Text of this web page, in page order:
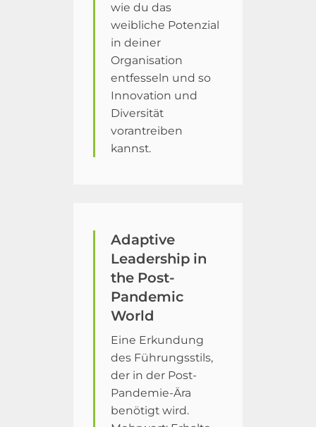
wie du das
weibliche Potenzial
in deiner
Organisation
entfesseln und so
Innovation und
Diversität
vorantreiben
kannst.
Adaptive
Leadership in
the Post-
Pandemic
World
Eine Erkundung
des Führungsstils,
der in der Post-
Pandemie-Ära
benötigt wird.